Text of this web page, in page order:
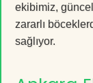
ekibimiz,
zararlı
sağlıyor.